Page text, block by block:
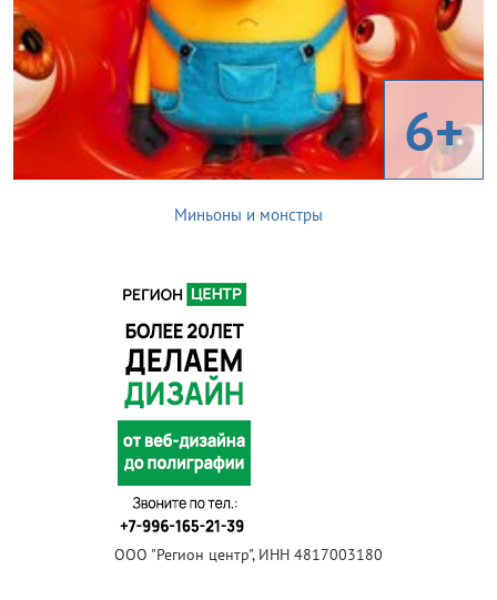
6+
Миньоны и монстры
ООО "Регион центр", ИНН 4817003180